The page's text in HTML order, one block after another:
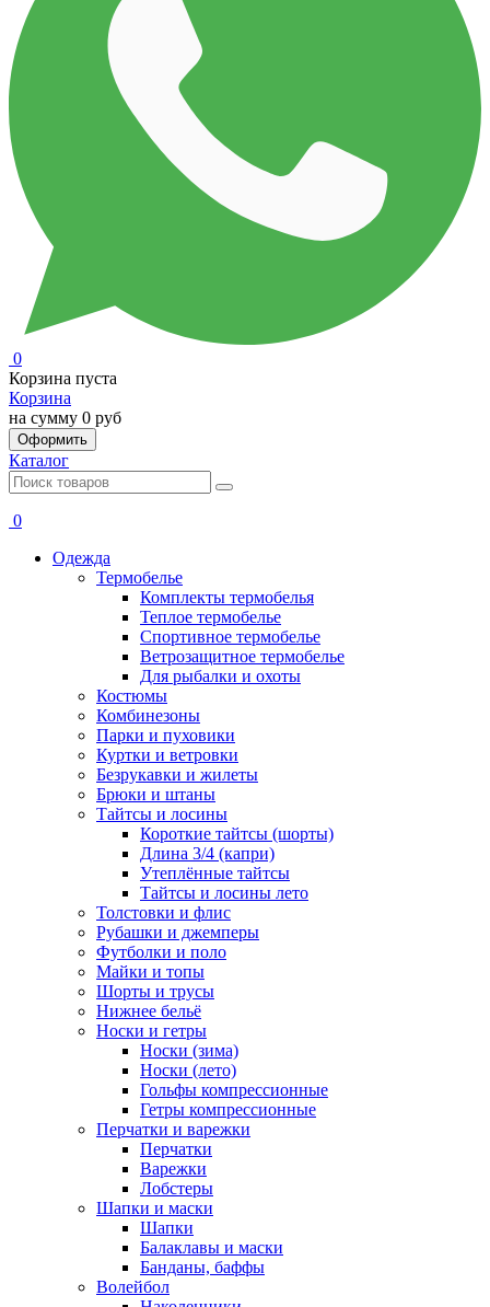
0
Корзина пуста
Корзина
на сумму 0 руб
Оформить
Каталог
0
Одежда
Термобелье
Комплекты термобелья
Теплое термобелье
Спортивное термобелье
Ветрозащитное термобелье
Для рыбалки и охоты
Костюмы
Комбинезоны
Парки и пуховики
Куртки и ветровки
Безрукавки и жилеты
Брюки и штаны
Тайтсы и лосины
Короткие тайтсы (шорты)
Длина 3/4 (капри)
Утеплённые тайтсы
Тайтсы и лосины лето
Толстовки и флис
Рубашки и джемперы
Футболки и поло
Майки и топы
Шорты и трусы
Нижнее бельё
Носки и гетры
Носки (зима)
Носки (лето)
Гольфы компрессионные
Гетры компрессионные
Перчатки и варежки
Перчатки
Варежки
Лобстеры
Шапки и маски
Шапки
Балаклавы и маски
Банданы, баффы
Волейбол